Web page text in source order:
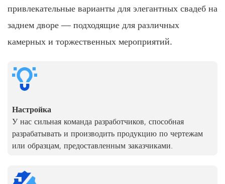
привлекательные варианты для элегантных свадеб на
заднем дворе — подходящие для различных
камерных и торжественных мероприятий.
Настройка
У нас сильная команда разработчиков, способная
разрабатывать и производить продукцию по чертежам
или образцам, предоставленным заказчиками.